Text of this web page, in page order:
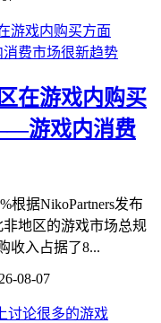
在游戏内购买
游戏内消费
根据NikoPartners发布
地区的游戏市场总规
收入占据了8...
08-07